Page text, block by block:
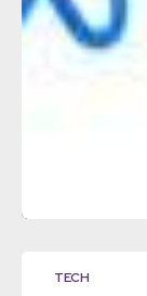
TECH